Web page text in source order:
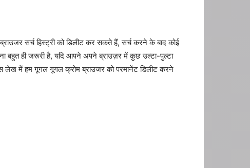
सर्च हिस्ट्री को डिलीट कर सकते हैं, सर्च करने के बाद कोई
बहुत ही जरूरी है, यदि आपने अपने ब्राउज़र में कुछ उल्टा-पुल्टा
लेख में हम गूगल गूगल क्रोम ब्राउजर को परमानेंट डिलीट करने